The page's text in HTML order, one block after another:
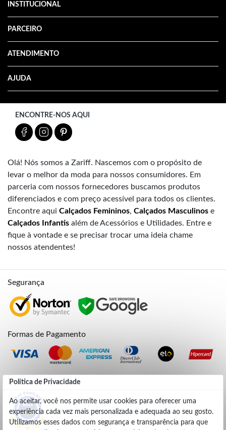
Política de Privacidade
Ao aceitar, você nos permite usar cookies para oferecer uma
experiência cada vez mais personalizada e adequada ao seu gosto.
Utilizamos esses dados com segurança e transparência para que
INSTITUCIONAL
PARCEIRO
ATENDIMENTO
AJUDA
ENCONTRE-NOS AQUI
Olá! Nós somos a Zariff. Nascemos com o propósito de
levar o melhor da moda para nossos consumidores. Em
parceria com nossos fornecedores buscamos produtos
diferenciados e com preço acessível para todos os clientes.
Encontre aqui Calçados Femininos, Calçados Masculinos e
Calçados Infantis além de Acessórios e Utilidades. Entre e
fique à vontade e se precisar trocar uma ideia chame
nossos atendentes!
Segurança
Formas de Pagamento
Credibilidade
4.9